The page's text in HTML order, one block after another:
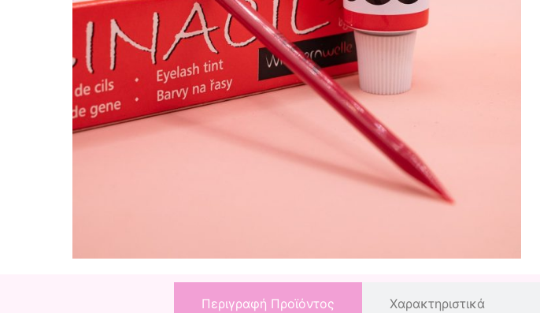
Περιγραφή Προϊόντος Χαρακτηριστικά